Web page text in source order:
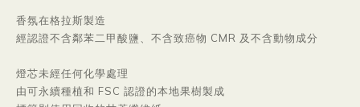
香氛在格拉斯製造
經認證不含鄰苯二甲酸鹽、不含致癌物 CMR 及不含動物成分
燈芯未經任何化學處理
由可永續種植和 FSC 認證的本地果樹製成